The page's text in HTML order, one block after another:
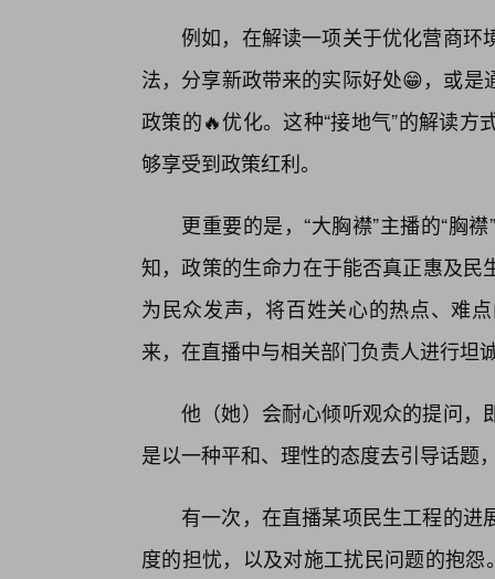
例如，在解读一项关于优化营商环
法，分享新政带来的实际好处😁，或
政策的🔥优化。这种“接地气”的解读
够享受到政策红利。
更重要的是，“大胸襟”主播的“胸
知，政策的生命力在于能否真正惠及
为民众发声，将百姓关心的热点、难
来，在直播中与相关部门负责人进行坦
他（她）会耐心倾听观众的提问，
是以一种平和、理性的态度去引导话题
有一次，在直播某项民生工程的
度的担忧，以及对施工扰民问题的抱